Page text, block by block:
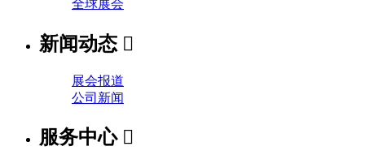
全球展会
新闻动态 
展会报道
公司新闻
服务中心 